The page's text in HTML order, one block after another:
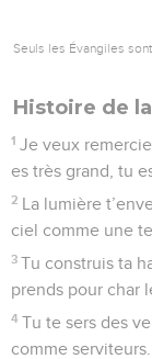
Seuls les Évangiles
Histoire de
1 Je veux
es très grand, tu
2 La lumière
ciel comme une
3 Tu construis ta
prends pour char
4 Tu te sers des
comme serviteurs.